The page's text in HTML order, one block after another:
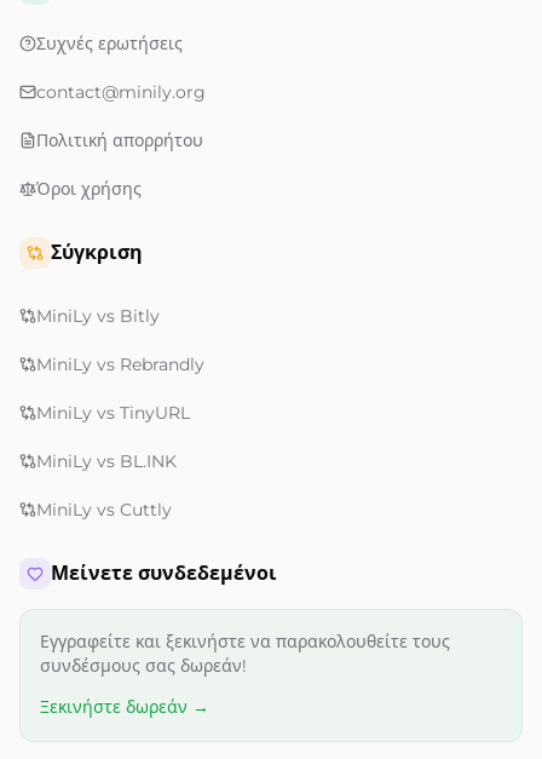
Συχνές ερωτήσεις
contact@minily.org
Πολιτική απορρήτου
Όροι χρήσης
Σύγκριση
MiniLy vs Bitly
MiniLy vs Rebrandly
MiniLy vs TinyURL
MiniLy vs BL.INK
MiniLy vs Cuttly
Μείνετε συνδεδεμένοι
Εγγραφείτε και ξεκινήστε να παρακολουθείτε τους
συνδέσμους σας δωρεάν!
Ξεκινήστε δωρεάν →